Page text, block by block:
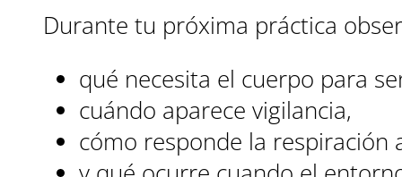
Durante tu próxima práctica
qué necesita el cuerpo para
cuándo aparece vigilancia,
cómo responde la respiración